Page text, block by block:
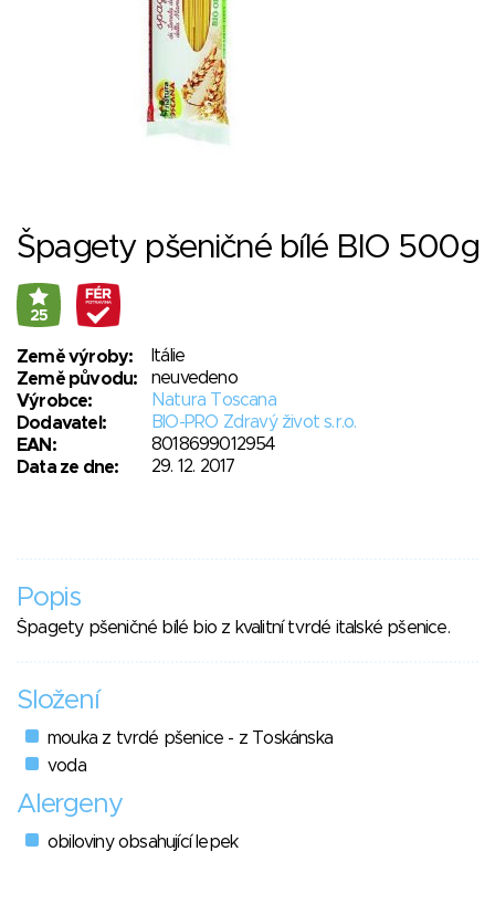
Špagety pšeničné bílé BIO 500g
25
Země výroby:
Itálie
Země původu:
neuvedeno
Výrobce:
Natura Toscana
Dodavatel:
BIO-PRO Zdravý život s.r.o.
EAN:
8018699012954
Data ze dne:
29. 12. 2017
Popis
Špagety pšeničné bílé bio z kvalitní tvrdé italské pšenice.
Složení
mouka z tvrdé pšenice - z Toskánska
voda
Alergeny
obiloviny obsahující lepek